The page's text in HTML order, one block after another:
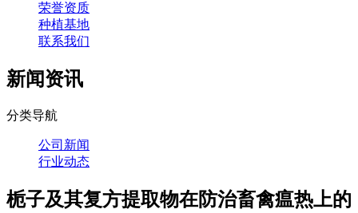
荣誉资质
种植基地
联系我们
新闻资讯
分类导航
公司新闻
行业动态
栀子及其复方提取物在防治畜禽瘟热上的